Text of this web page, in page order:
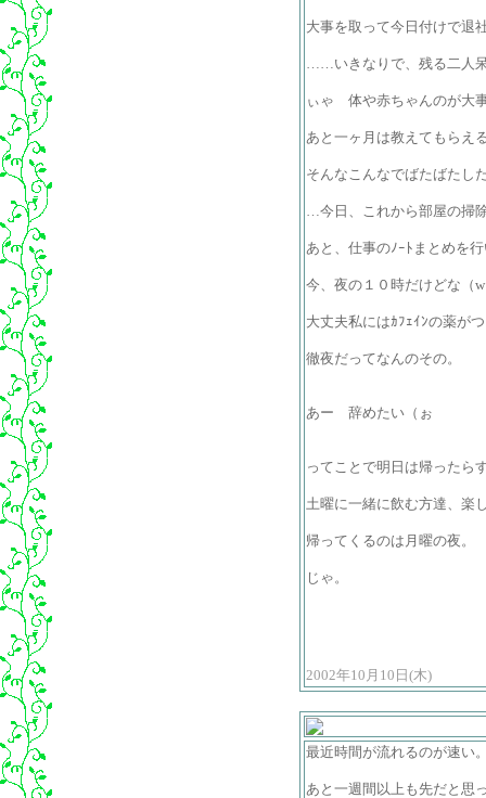
大事を取って今日付けで退
……いきなりで、残る二人
ぃゃ 体や赤ちゃんのが大
あと一ヶ月は教えてもらえ
そんなこんなでばたばたし
…今日、これから部屋の掃
あと、仕事のﾉｰﾄまとめを
今、夜の１０時だけどな（w
大丈夫私にはｶﾌｪｲﾝの薬が
徹夜だってなんのその。
あー 辞めたい（ぉ
ってことで明日は帰ったら
土曜に一緒に飲む方達、楽
帰ってくるのは月曜の夜。
じゃ。
2002年10月10日(木)
最近時間が流れるのが速い
あと一週間以上も先だと思